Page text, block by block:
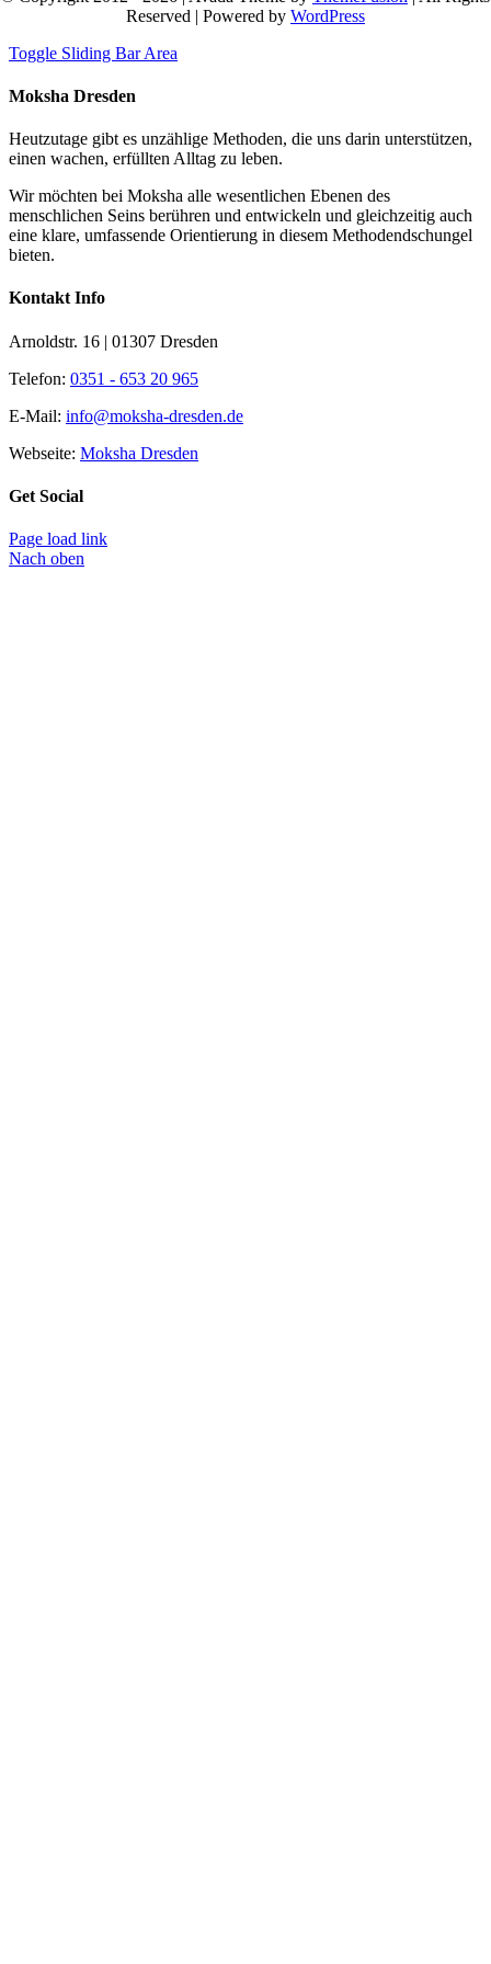
Reserved | Powered by WordPress
Toggle Sliding Bar Area
Moksha Dresden
Heutzutage gibt es unzählige Methoden, die uns darin unterstützen,
einen wachen, erfüllten Alltag zu leben.
Wir möchten bei Moksha alle wesent­lichen Ebenen des
menschlichen Seins berühren und entwickeln und gleichzeitig auch
eine klare, umfassende Orientierung in diesem Methodendschungel
bieten.
Kontakt Info
Arnoldstr. 16 | 01307 Dresden
Telefon: 0351 - 653 20 965
E-Mail: info@moksha-dresden.de
Webseite: Moksha Dresden
Get Social
Page load link
Nach oben